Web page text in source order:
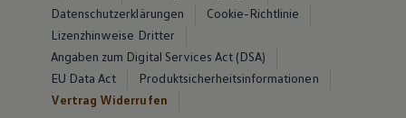
Datenschutzerklärungen
Cookie-Richtlinie
Lizenzhinweise Dritter
Angaben zum Digital Services Act (DSA)
EU Data Act
Produktsicherheitsinformationen
Vertrag Widerrufen